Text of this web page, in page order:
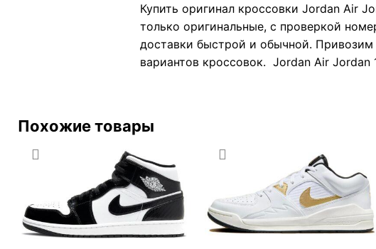
Купить оригинал кроссовки Jordan Air
только оригинальные, с проверкой
доставки быстрой и обычной.
вариантов кроссовок. Jordan Air Jordan
Похожие товары